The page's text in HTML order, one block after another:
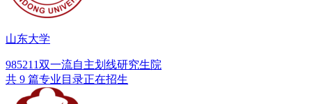
山东大学
985211双一流自主划线研究生院
共 9 篇专业目录正在招生